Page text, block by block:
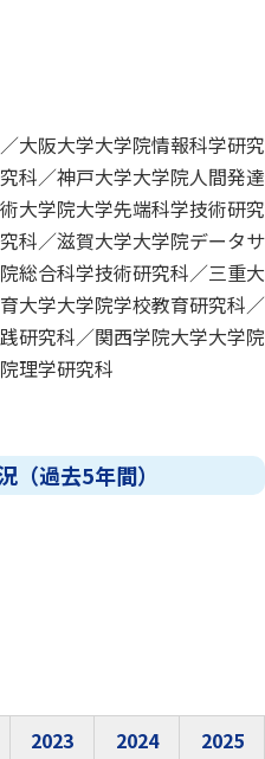
大阪大学大学院情報科学研究
科／神戸大学大学院人間発達
大学院大学先端科学技術研究
科／滋賀大学大学院データサ
総合科学技術研究科／三重大
大学大学院学校教育研究科／
研究科／関西学院大学大学院
理学研究科
（過去5年間）
2023 2024
2025